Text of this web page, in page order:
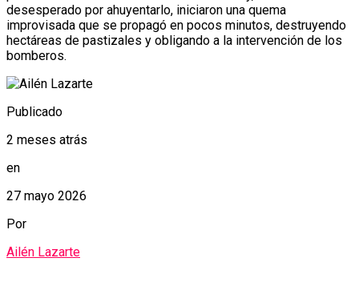
desesperado por ahuyentarlo, iniciaron una quema
improvisada que se propagó en pocos minutos, destruyendo
hectáreas de pastizales y obligando a la intervención de los
bomberos.
Publicado
2 meses atrás
en
27 mayo 2026
Por
Ailén Lazarte